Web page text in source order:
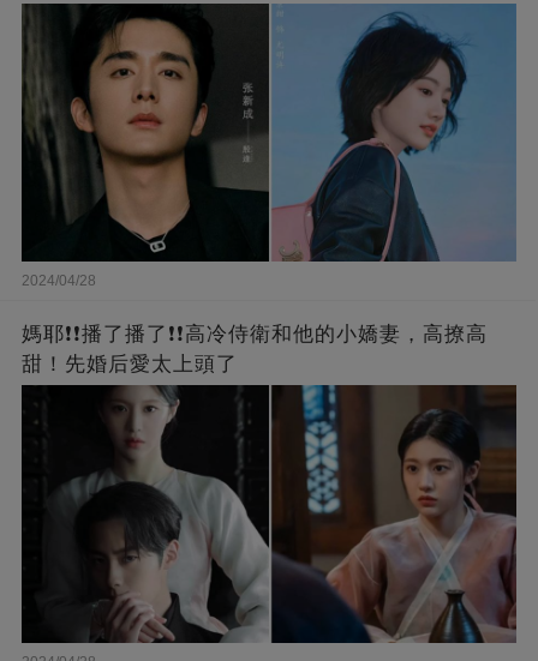
2024/04/28
媽耶❗❗播了播了❗❗高冷侍衛和他的小嬌妻，高撩高
甜！先婚后愛太上頭了